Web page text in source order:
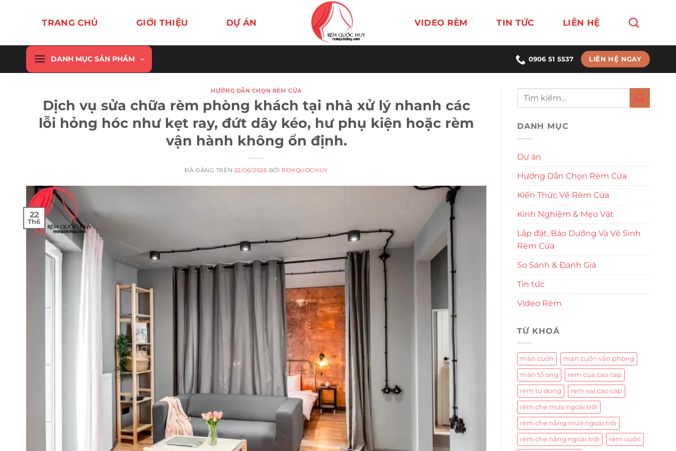
dung
TRANG CHỦ GIỚI THIỆU DỰ ÁN VIDEO RÈM TIN TỨC LIÊN HỆ
DANH MỤC SẢN PHẨM 0906 51 5537 LIÊN HỆ NGAY
HƯỚNG DẪN CHỌN RÈM CỬA
Dịch vụ sửa chữa rèm phòng khách tại nhà xử lý nhanh các
lỗi hỏng hóc như kẹt ray, đứt dây kéo, hư phụ kiện hoặc rèm
vận hành không ổn định.
ĐÃ ĐĂNG TRÊN 22/06/2026 BỞI REMQUOCHUY
22
Th6
DANH MỤC
Dự án
Hướng Dẫn Chọn Rèm Cửa
Kiến Thức Về Rèm Cửa
Kinh Nghiệm & Mẹo Vặt
Lắp đặt, Bảo Dưỡng Và Vệ Sinh
Rèm Cửa
So Sánh & Đánh Giá
Tin tức
Video Rèm
TỪ KHOÁ
màn cuốn màn cuốn văn phòng
màn tổ ong rem cua cao cap
rem tu dong rem vai cao cap
rèm che mưa ngoài trời
rèm che nắng mưa ngoài trời
rèm che nắng ngoài trời rèm cuốn